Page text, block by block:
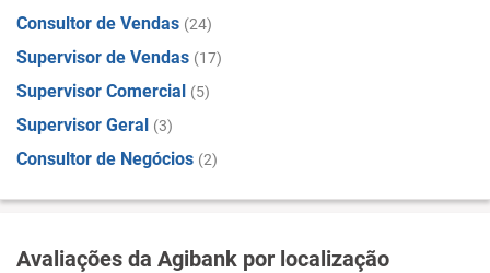
Consultor de Vendas (24)
Supervisor de Vendas (17)
Supervisor Comercial (5)
Supervisor Geral (3)
Consultor de Negócios (2)
Avaliações da Agibank por localização